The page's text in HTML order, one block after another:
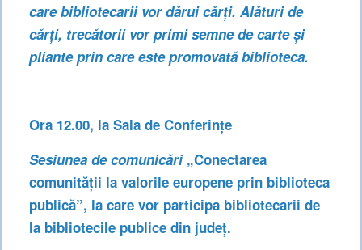
care bibliotecarii vor dărui cărți. Alături de
cărți, trecătorii vor primi semne de carte și
pliante prin care este promovată biblioteca.
Ora 12.00, la Sala de Conferințe
Sesiunea de comunicări„Conectarea
comunității la valorile europene prin biblioteca
publică”, la care vor participa bibliotecarii de
la bibliotecile publice din județ.